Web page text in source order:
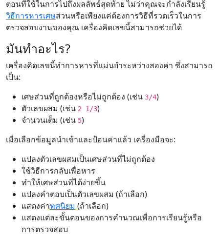
ตอนที่ใช้ในการไปถึงผลลัพธ์สุดท้าย ไม่ว่าคุณจะกำลังเรียนรู้
วิธีการหารเศษส่วนหรือเพียงแค่ต้องการวิธีที่รวดเร็วในการ
ตรวจสอบงานของคุณ เครื่องคิดเลขนี้สามารถช่วยได้
มันทำอะไร?
เครื่องคิดเลขนี้ทำการหารที่แม่นยำระหว่างสองค่า ซึ่งสามารถ
เป็น:
เศษส่วนที่ถูกต้องหรือไม่ถูกต้อง (เช่น 3/4)
ตัวเลขผสม (เช่น 2 1/3)
จำนวนเต็ม (เช่น 5)
เมื่อเลือกข้อมูลนำเข้าและป้อนค่าแล้ว เครื่องมือจะ:
แปลงตัวเลขผสมเป็นเศษส่วนที่ไม่ถูกต้อง
ใช้วิธีการกลับเพื่อหาร
ทำให้เศษส่วนที่ได้ง่ายขึ้น
แปลงคำตอบเป็นตัวเลขผสม (ถ้าเลือก)
แสดงค่าทศนิยม (ถ้าเลือก)
แสดงแต่ละขั้นตอนของการคำนวณเพื่อการเรียนรู้หรือ
การตรวจสอบ